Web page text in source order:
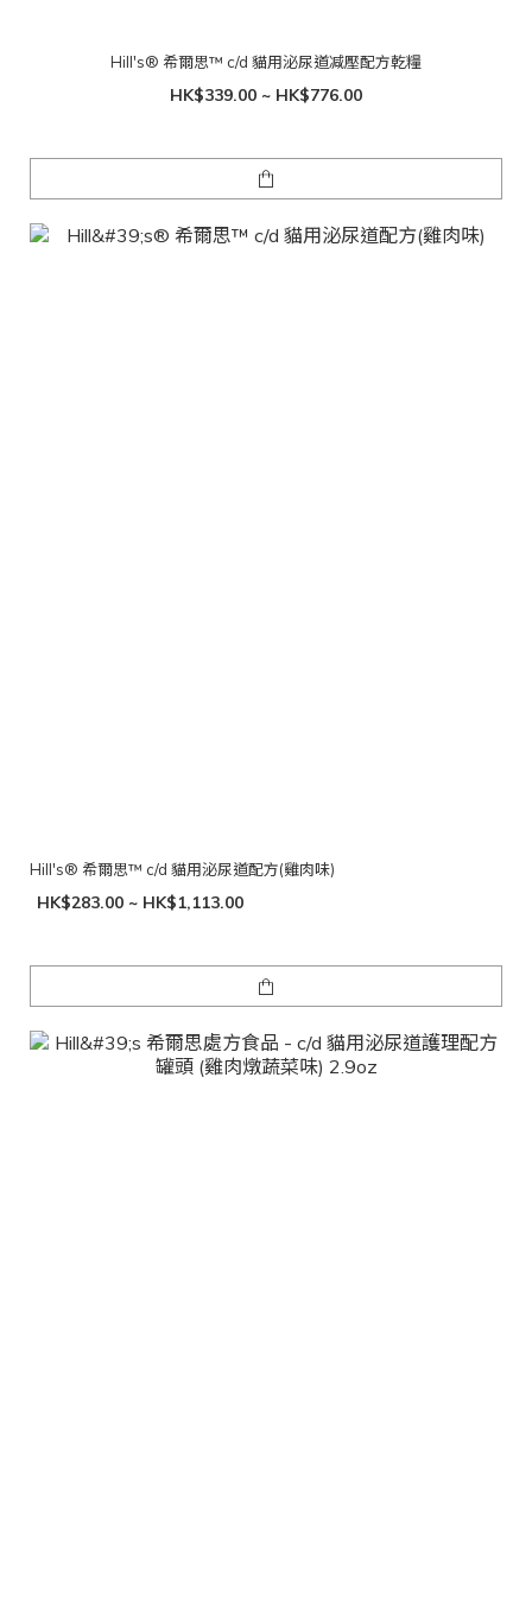
Hill's® 希爾思™ c/d 貓用泌尿道减壓配方乾糧
HK$339.00 ~ HK$776.00
Hill's® 希爾思™ c/d 貓用泌尿道配方(雞肉味)
HK$283.00 ~ HK$1,113.00